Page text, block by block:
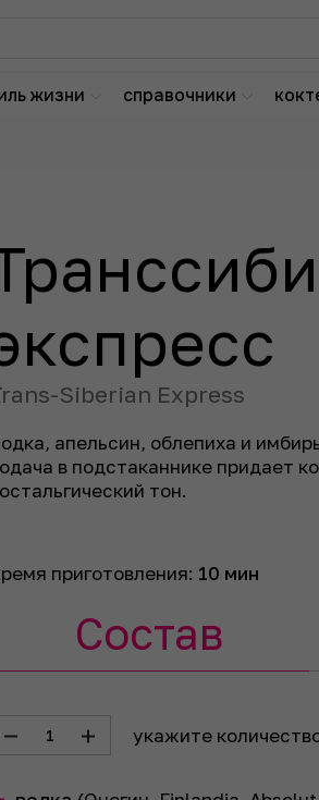
жизни справочники
Siberian Express
апельсин, облепиха и
в подстаканнике придает
тон.
приготовления: 10 мин
Состав
1 укажите